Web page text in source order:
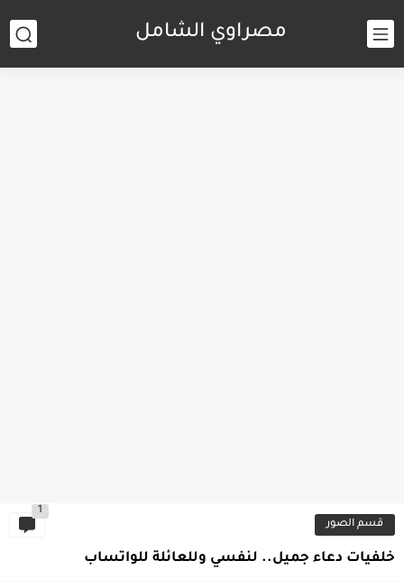
مصراوي الشامل
قسم الصور
1
خلفيات دعاء جميل.. لنفسي وللعائلة للواتساب